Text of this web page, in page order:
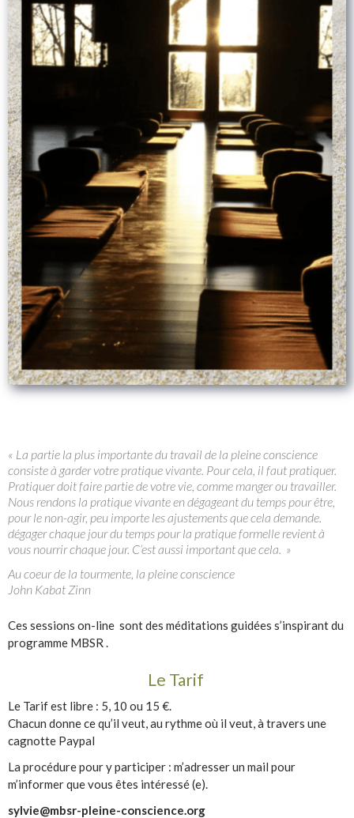
« La partie la plus importante du travail de la pleine conscience
consiste à garder votre pratique vivante. Pour cela, il faut pratiquer.
Pratiquer doit faire partie de votre vie, comme manger ou travailler.
Nous rendons la pratique vivante en dégageant du temps pour être,
pour le non-agir, peu importe les ajustements que cela demande.
dégager chaque jour du temps pour la pratique formelle revient à
vous nourrir chaque jour. C’est aussi important que cela. »
Au coeur de la tourmente, la pleine conscience
John Kabat Zinn
Ces sessions on-line sont des méditations guidées s’inspirant du
programme MBSR .
Le Tarif
Le Tarif est libre : 5, 10 ou 15 €.
Chacun donne ce qu’il veut, au rythme où il veut, à travers une
cagnotte Paypal
La procédure pour y participer : m’adresser un mail pour
m’informer que vous êtes intéressé (e).
sylvie@mbsr-pleine-conscience.org